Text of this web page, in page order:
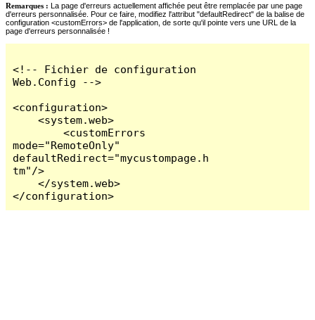
Remarques : La page d'erreurs actuellement affichée peut être remplacée par une page
d'erreurs personnalisée. Pour ce faire, modifiez l'attribut "defaultRedirect" de la balise de
configuration <customErrors> de l'application, de sorte qu'il pointe vers une URL de la
page d'erreurs personnalisée !
<!-- Fichier de configuration
Web.Config -->
<configuration>
    <system.web>
        <customErrors
mode="RemoteOnly"
defaultRedirect="mycustompage.h
tm"/>
    </system.web>
</configuration>